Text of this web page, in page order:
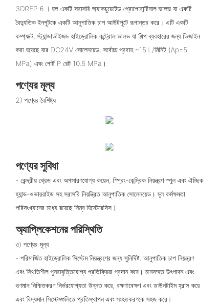
3DREP 6..) হল একটি সরাসরি অ্যাকচুয়েটেড প্রোপোরান্টিনাল ভালভ যা একটি
বৈদ্যুতিক ইনপুটকে একটি আনুপাতিক চাপ আউটপুটে রূপান্তর করে। এটি একটি
কম্প্যাক্ট, স্ট্যান্ডার্ডাইজড হাইড্রোলিক কন্ট্রোল ভালভ যা শিল্প ব্যবহারের জন্য ডিজাইন
করা হয়েছে যার DC24V সোলেনয়েড, সর্বোচ্চ প্রবাহ ~15 L/মিনিট (Δp=5
MPa) এবং পোর্ট P রেট 10.5 MPa।
পণ্যের মূল্য
2) পণ্যের বৈশিষ্ট্য
পণ্যের সুবিধা
- কেন্দ্রীয় থ্রেড এবং অপসারণযোগ্য কয়েল, স্প্রিং-কেন্দ্রিক নিয়ন্ত্রণ স্পুল এবং ঐচ্ছিক
হ্যান্ড-ওভাররাইড সহ সরাসরি নিয়ন্ত্রিত আনুপাতিক সোলেনয়েড। মূল কর্মক্ষমতা
পরিসংখ্যানের মধ্যে রয়েছে নিম্ন হিস্টেরেসিস (
অ্যাপ্লিকেশনের পরিস্থিতি
৩) পণ্যের মূল্য
- পরিমার্জিত হাইড্রোলিক সিস্টেম নিয়ন্ত্রণের জন্য সুনির্দিষ্ট, আনুপাতিক চাপ নিয়ন্ত্রণ
এবং স্থিতিশীল পুনরাবৃত্তিযোগ্য প্রতিক্রিয়া প্রদান করে। মানসম্মত উৎপাদন এবং
গুণমান নিশ্চিতকরণ নির্ভরযোগ্যতা উন্নত করে, রক্ষণাবেক্ষণ এবং ডাউনটাইম হ্রাস করে
এবং বিদ্যমান সিস্টেমগুলিতে প্রতিস্থাপন এবং সংহতকরণকে সহজ করে।